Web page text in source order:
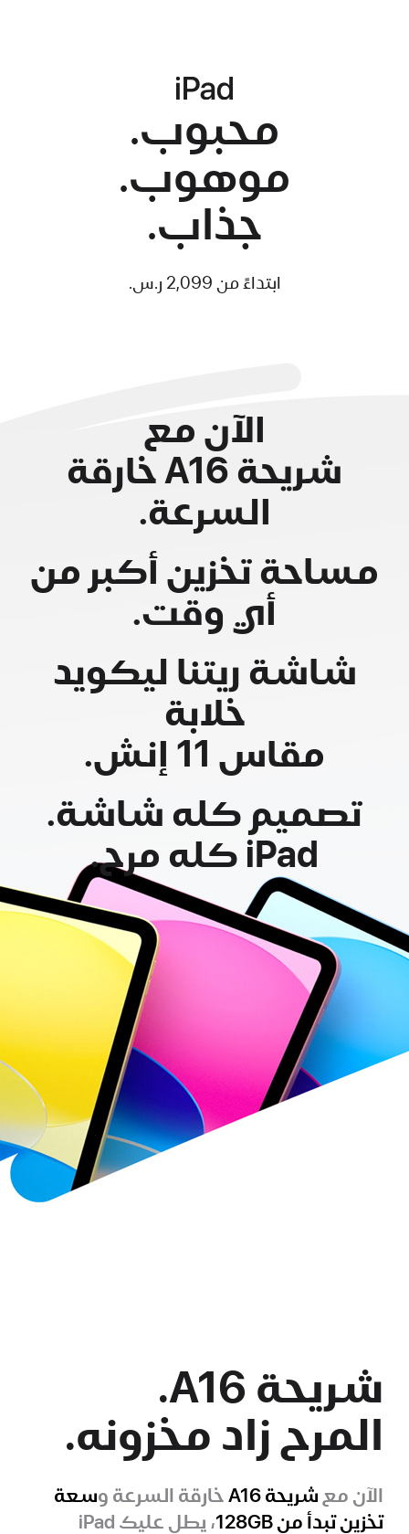
iPad
محبوب.
موهوب.
جذاب.
ابتداءً من 2,099 ر.س.‏
الآن مع
شريحة A16 خارقة
السرعة.
مساحة تخزين أكبر من
أي وقت.
شاشة ريتنا ليكويد
خلابة
مقاس 11 إنش.
تصميم كله شاشة.
iPad كله مرح.
شريحة A16.
المرح زاد مخزونه.
الآن مع شريحة A16 خارقة السرعة وسعة
تخزين تبدأ من 128GB
، يطل عليك iPad